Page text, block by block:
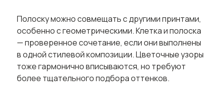
Полоску можно совмещать с другими принтами,
особенно с геометрическими. Клетка и полоска
— проверенное сочетание, если они выполнены
в одной стилевой композиции. Цветочные узоры
тоже гармонично вписываются, но требуют
более тщательного подбора оттенков.